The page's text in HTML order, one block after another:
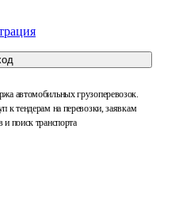
автомобильных грузоперевозок.
к тендерам на перевозки, заявкам
и поиск транспорта